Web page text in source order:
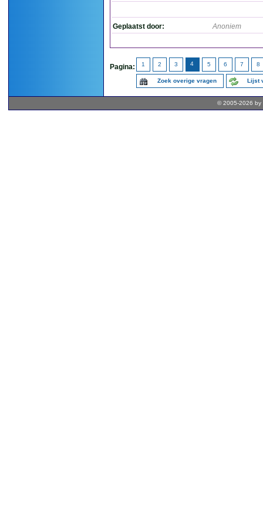
Geplaatst door: Anoniem
Pagina: 1 2 3 4 5 6 7 8
Zoek overige vragen Lijst
© 2005-2026 by